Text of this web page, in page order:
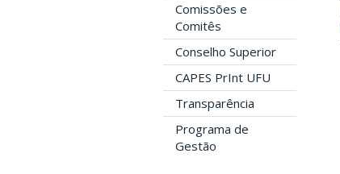
Comissões e
Comitês
Conselho Superior
CAPES PrInt UFU
Transparência
Programa de
Gestão